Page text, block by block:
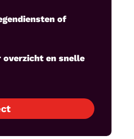
of
overzicht en snelle